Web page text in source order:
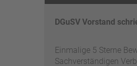
DGuSV Vorstand
Einmalige 5 Sterne
Sachverständigen